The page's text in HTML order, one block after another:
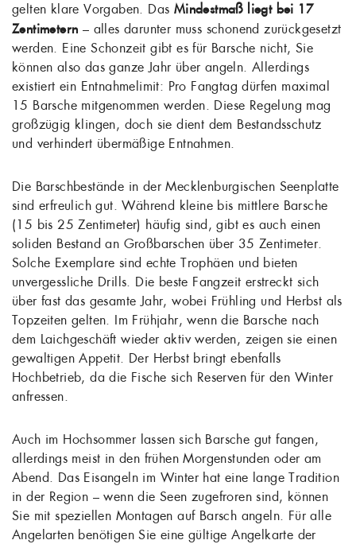
gelten klare Vorgaben. Das Mindestmaß liegt bei 17
Zentimetern – alles darunter muss schonend zurückgesetzt
werden. Eine Schonzeit gibt es für Barsche nicht, Sie
können also das ganze Jahr über angeln. Allerdings
existiert ein Entnahmelimit: Pro Fangtag dürfen maximal
15 Barsche mitgenommen werden. Diese Regelung mag
großzügig klingen, doch sie dient dem Bestandsschutz
und verhindert übermäßige Entnahmen.
Die Barschbestände in der Mecklenburgischen Seenplatte
sind erfreulich gut. Während kleine bis mittlere Barsche
(15 bis 25 Zentimeter) häufig sind, gibt es auch einen
soliden Bestand an Großbarschen über 35 Zentimeter.
Solche Exemplare sind echte Trophäen und bieten
unvergessliche Drills. Die beste Fangzeit erstreckt sich
über fast das gesamte Jahr, wobei Frühling und Herbst als
Topzeiten gelten. Im Frühjahr, wenn die Barsche nach
dem Laichgeschäft wieder aktiv werden, zeigen sie einen
gewaltigen Appetit. Der Herbst bringt ebenfalls
Hochbetrieb, da die Fische sich Reserven für den Winter
anfressen.
Auch im Hochsommer lassen sich Barsche gut fangen,
allerdings meist in den frühen Morgenstunden oder am
Abend. Das Eisangeln im Winter hat eine lange Tradition
in der Region – wenn die Seen zugefroren sind, können
Sie mit speziellen Montagen auf Barsch angeln. Für alle
Angelarten benötigen Sie eine gültige Angelkarte der